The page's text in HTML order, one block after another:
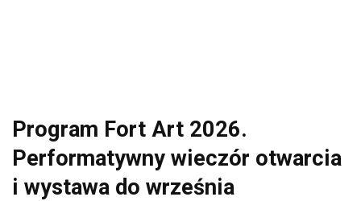
Program Fort Art 2026.
Performatywny wieczór otwarcia
i wystawa do września